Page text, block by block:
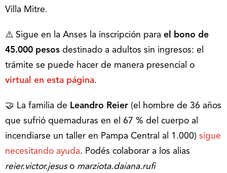
Villa Mitre.
⚠️ Sigue en la Anses la inscripción para el bono de
45.000 pesos destinado a adultos sin ingresos: el
trámite se puede hacer de manera presencial o
virtual en esta página.
🤝 La familia de Leandro Reier (el hombre de 36 años
que sufrió quemaduras en el 67 % del cuerpo al
incendiarse un taller en Pampa Central al 1.000) sigue
necesitando ayuda. Podés colaborar a los alias
reier.victor.jesuso marziota.daiana.rufi